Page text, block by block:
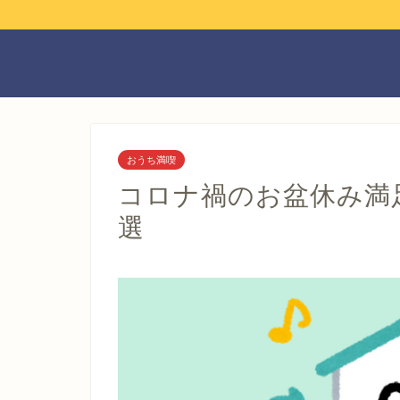
おうち満喫
コロナ禍のお盆休み
選